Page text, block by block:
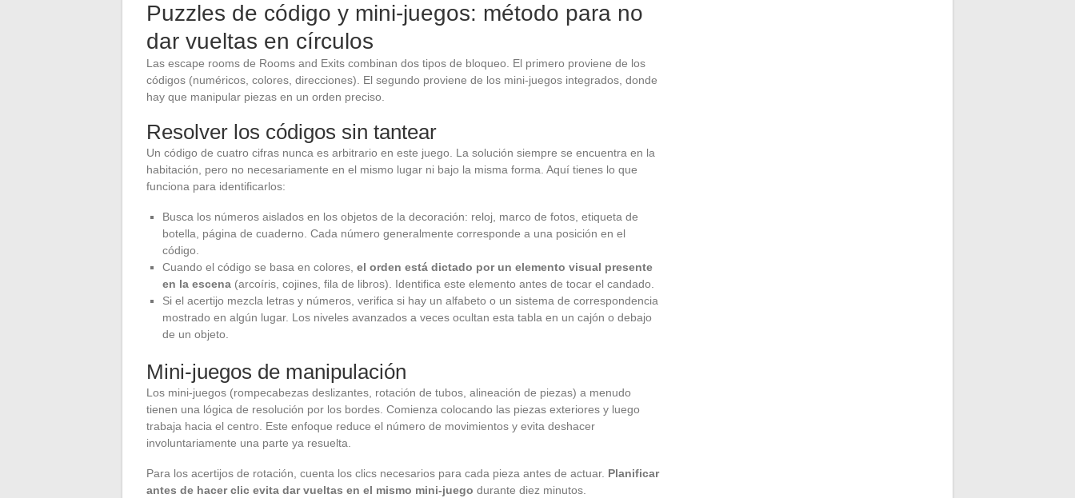
Puzzles de código y mini-juegos: método para no
dar vueltas en círculos
Las escape rooms de Rooms and Exits combinan dos tipos de bloqueo. El primero proviene de los
códigos (numéricos, colores, direcciones). El segundo proviene de los mini-juegos integrados, donde
hay que manipular piezas en un orden preciso.
Resolver los códigos sin tantear
Un código de cuatro cifras nunca es arbitrario en este juego. La solución siempre se encuentra en la
habitación, pero no necesariamente en el mismo lugar ni bajo la misma forma. Aquí tienes lo que
funciona para identificarlos:
Busca los números aislados en los objetos de la decoración: reloj, marco de fotos, etiqueta de
botella, página de cuaderno. Cada número generalmente corresponde a una posición en el
código.
Cuando el código se basa en colores, el orden está dictado por un elemento visual presente
en la escena (arcoíris, cojines, fila de libros). Identifica este elemento antes de tocar el candado.
Si el acertijo mezcla letras y números, verifica si hay un alfabeto o un sistema de correspondencia
mostrado en algún lugar. Los niveles avanzados a veces ocultan esta tabla en un cajón o debajo
de un objeto.
Mini-juegos de manipulación
Los mini-juegos (rompecabezas deslizantes, rotación de tubos, alineación de piezas) a menudo
tienen una lógica de resolución por los bordes. Comienza colocando las piezas exteriores y luego
trabaja hacia el centro. Este enfoque reduce el número de movimientos y evita deshacer
involuntariamente una parte ya resuelta.
Para los acertijos de rotación, cuenta los clics necesarios para cada pieza antes de actuar. Planificar
antes de hacer clic evita dar vueltas en el mismo mini-juego durante diez minutos.